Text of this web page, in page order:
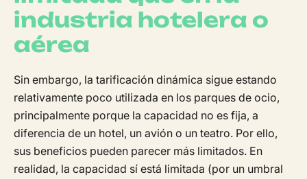
industria hotelera o
aérea
Sin embargo, la tarificación dinámica sigue estando
relativamente poco utilizada en los parques de ocio,
principalmente porque la capacidad no es fija, a
diferencia de un hotel, un avión o un teatro. Por ello,
sus beneficios pueden parecer más limitados. En
realidad, la capacidad sí está limitada (por un umbral